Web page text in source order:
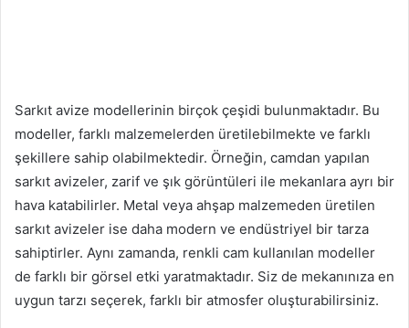
Sarkıt avize modellerinin birçok çeşidi bulunmaktadır. Bu
modeller, farklı malzemelerden üretilebilmekte ve farklı
şekillere sahip olabilmektedir. Örneğin, camdan yapılan
sarkıt avizeler, zarif ve şık görüntüleri ile mekanlara ayrı bir
hava katabilirler. Metal veya ahşap malzemeden üretilen
sarkıt avizeler ise daha modern ve endüstriyel bir tarza
sahiptirler. Aynı zamanda, renkli cam kullanılan modeller
de farklı bir görsel etki yaratmaktadır. Siz de mekanınıza en
uygun tarzı seçerek, farklı bir atmosfer oluşturabilirsiniz.